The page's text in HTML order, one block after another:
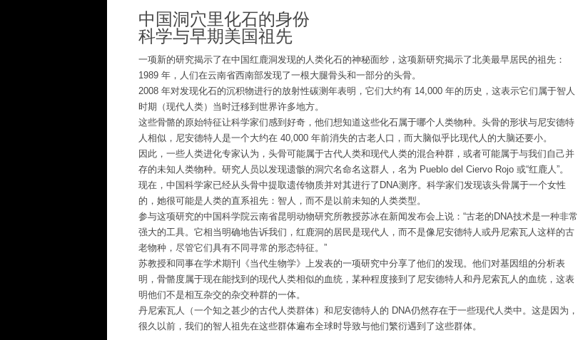
中国洞穴里化石的身份
科学与早期美国祖先
一项新的研究揭示了在中国红鹿洞发现的人类化石的神秘面纱，这项新研究揭示了北美最早居民的祖先：
1989 年，人们在云南省西南部发现了一根大腿骨头和一部分的头骨。
2008 年对发现化石的沉积物进行的放射性碳测年表明，它们大约有 14,000 年的历史，这表示它们属于智人
时期（现代人类）当时迁移到世界许多地方。
这些骨骼的原始特征让科学家们感到好奇，他们想知道这些化石属于哪个人类物种。头骨的形状与尼安德特
人相似，尼安德特人是一个大约在 40,000 年前消失的古老人口，而大脑似乎比现代人的大脑还要小。
因此，一些人类进化专家认为，头骨可能属于古代人类和现代人类的混合种群，或者可能属于与我们自己并
存的未知人类物种。研究人员以发现遗骸的洞穴名命名这群人，名为 Pueblo del Ciervo Rojo 或“红鹿人”。
现在，中国科学家已经从头骨中提取遗传物质并对其进行了DNA测序。科学家们发现该头骨属于一个女性
的，她很可能是人类的直系祖先：智人，而不是以前未知的人类类型。
参与这项研究的中国科学院云南省昆明动物研究所教授苏冰在新闻发布会上说：“古老的DNA技术是一种非常
强大的工具。它相当明确地告诉我们，红鹿洞的居民是现代人，而不是像尼安德特人或丹尼索瓦人这样的古
老物种，尽管它们具有不同寻常的形态特征。”
苏教授和同事在学术期刊《当代生物学》上发表的一项研究中分享了他们的发现。他们对基因组的分析表
明，骨骼度属于现在能找到的现代人类相似的血统，某种程度接到了尼安德特人和丹尼索瓦人的血统，这表
明他们不是相互杂交的杂交种群的一体。
丹尼索瓦人（一个知之甚少的古代人类群体）和尼安德特人的 DNA仍然存在于一些现代人类中。这是因为，
很久以前，我们的智人祖先在这些群体遍布全球时导致与他们繁衍遇到了这些群体。